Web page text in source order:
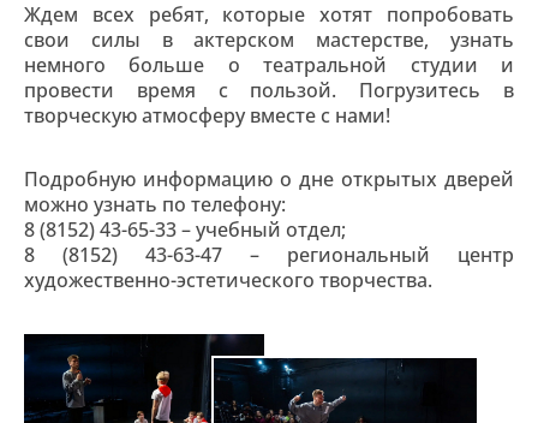
Ждем всех ребят, которые хотят попробовать
свои силы в актерском мастерстве, узнать
немного больше о театральной студии и
провести время с пользой. Погрузитесь в
творческую атмосферу вместе с нами!
Подробную информацию о дне открытых дверей
можно узнать по телефону:
8 (8152) 43-65-33 – учебный отдел;
8 (8152) 43-63-47 – региональный центр
художественно-эстетического творчества.